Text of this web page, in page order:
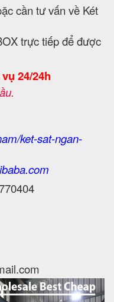
cần tư vấn về Két
trực tiếp để được
24/24h
ket-sat-ngan-